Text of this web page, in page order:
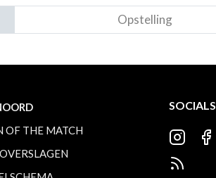
Opstelling
OF THE MATCH
SOCIALS